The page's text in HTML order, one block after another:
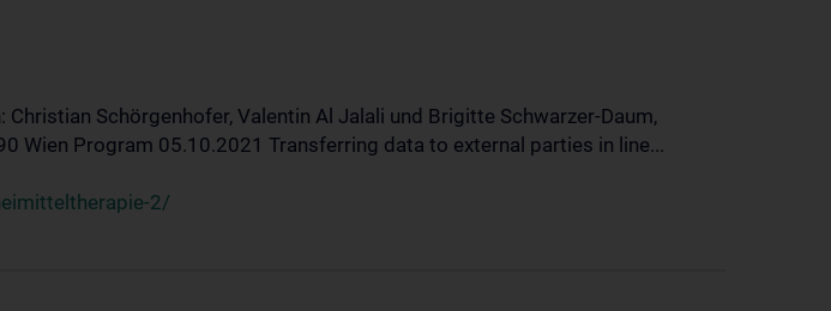
Schörgenhofer, Valentin Al Jalali und Brigitte Schwarzer-Daum,
Wien Program 05.10.2021 Transferring data to external parties in line...
2/